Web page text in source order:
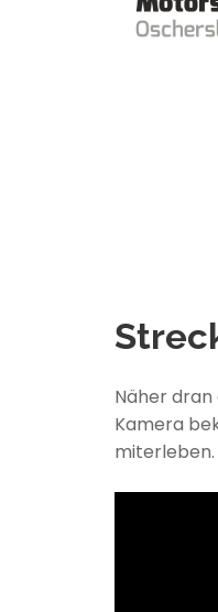
Näher
Kamera
miterleben.